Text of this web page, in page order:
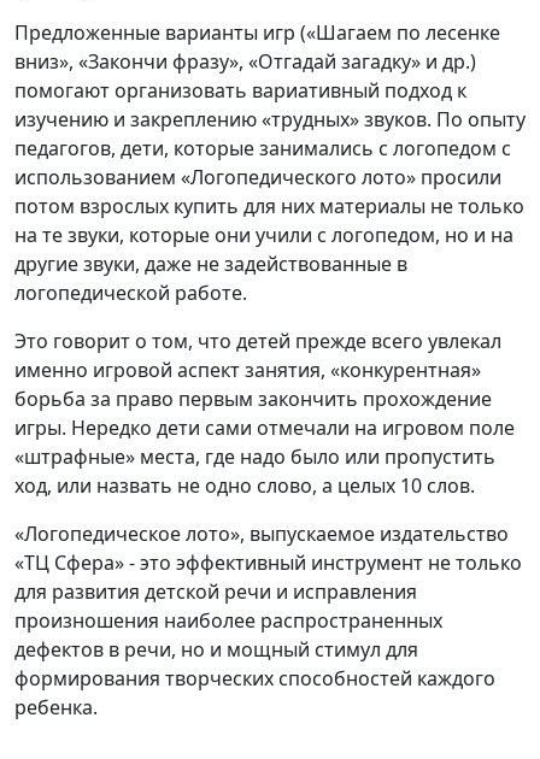
Предложенные варианты игр («Шагаем по лесенке
вниз», «Закончи фразу», «Отгадай загадку» и др.)
помогают организовать вариативный подход к
изучению и закреплению «трудных» звуков. По опыту
педагогов, дети, которые занимались с логопедом с
использованием «Логопедического лото» просили
потом взрослых купить для них материалы не только
на те звуки, которые они учили с логопедом, но и на
другие звуки, даже не задействованные в
логопедической работе.
Это говорит о том, что детей прежде всего увлекал
именно игровой аспект занятия, «конкурентная»
борьба за право первым закончить прохождение
игры. Нередко дети сами отмечали на игровом поле
«штрафные» места, где надо было или пропустить
ход, или назвать не одно слово, а целых 10 слов.
«Логопедическое лото», выпускаемое издательство
«ТЦ Сфера» - это эффективный инструмент не только
для развития детской речи и исправления
произношения наиболее распространенных
дефектов в речи, но и мощный стимул для
формирования творческих способностей каждого
ребенка.